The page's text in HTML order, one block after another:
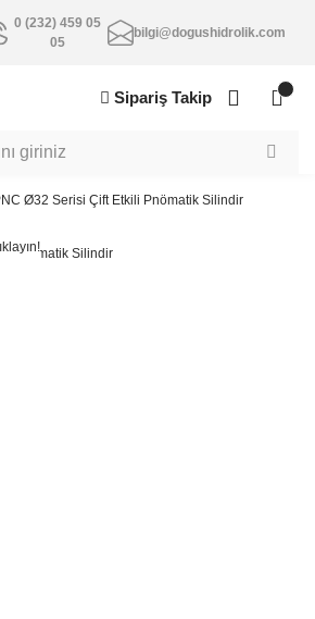
0 (232) 459 05
05
bilgi@dogushidrolik.com
Sipariş Takip
Ø32 Serisi Çift Etkili Pnömatik Silindir